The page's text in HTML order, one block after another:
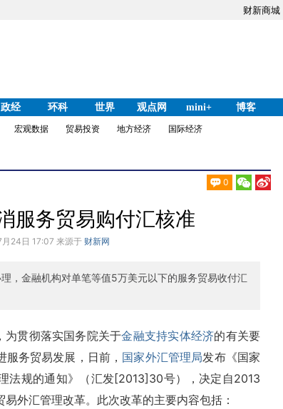
财新商城
政经 环科 世界 观点网 mini+ 博客
宏观数据 贸易投资 地方经济 国际经济
0
服务贸易购付汇核准
24日 17:07 来源于 财新网
，金融机构对单笔等值5万美元以下的服务贸易收付汇
贯彻落实国务院关于金融支持实体经济的有关要
服务贸易发展，日前， 国家外汇管理局发布《国家
法规的通知》（汇发[2013]30号），决定自2013
外汇管理改革。此次改革的主要内容包括：